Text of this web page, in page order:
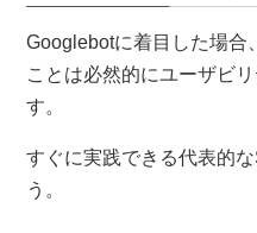
Googlebotに着目した場合
ことは必然的にユーザビ
す。
すぐに実践できる代表的
う。